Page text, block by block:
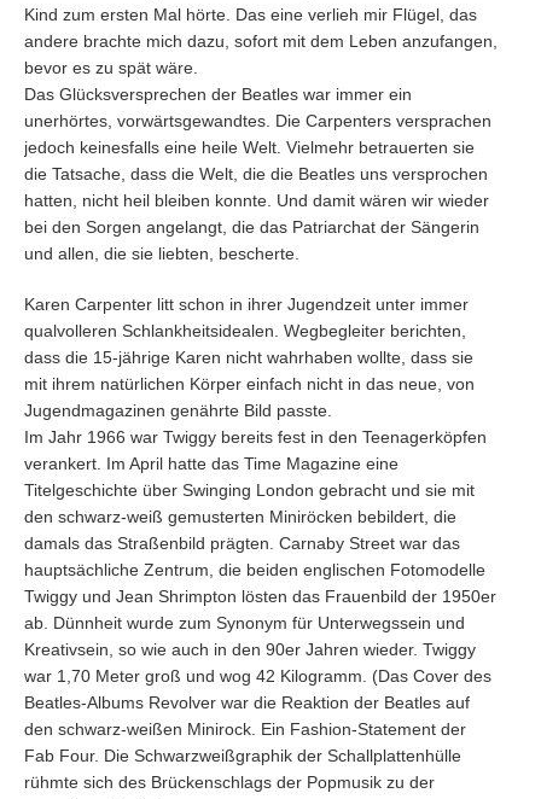
Kind zum ersten Mal hörte. Das eine verlieh mir Flügel, das
andere brachte mich dazu, sofort mit dem Leben anzufangen,
bevor es zu spät wäre.
Das Glücksversprechen der Beatles war immer ein
unerhörtes, vorwärtsgewandtes. Die Carpenters versprachen
jedoch keinesfalls eine heile Welt. Vielmehr betrauerten sie
die Tatsache, dass die Welt, die die Beatles uns versprochen
hatten, nicht heil bleiben konnte. Und damit wären wir wieder
bei den Sorgen angelangt, die das Patriarchat der Sängerin
und allen, die sie liebten, bescherte.
Karen Carpenter litt schon in ihrer Jugendzeit unter immer
qualvolleren Schlankheitsidealen. Wegbegleiter berichten,
dass die 15-jährige Karen nicht wahrhaben wollte, dass sie
mit ihrem natürlichen Körper einfach nicht in das neue, von
Jugendmagazinen genährte Bild passte.
Im Jahr 1966 war Twiggy bereits fest in den Teenagerköpfen
verankert. Im April hatte das Time Magazine eine
Titelgeschichte über Swinging London gebracht und sie mit
den schwarz-weiß gemusterten Miniröcken bebildert, die
damals das Straßenbild prägten. Carnaby Street war das
hauptsächliche Zentrum, die beiden englischen Fotomodelle
Twiggy und Jean Shrimpton lösten das Frauenbild der 1950er
ab. Dünnheit wurde zum Synonym für Unterwegssein und
Kreativsein, so wie auch in den 90er Jahren wieder. Twiggy
war 1,70 Meter groß und wog 42 Kilogramm. (Das Cover des
Beatles-Albums Revolver war die Reaktion der Beatles auf
den schwarz-weißen Minirock. Ein Fashion-Statement der
Fab Four. Die Schwarzweißgraphik der Schallplattenhülle
rühmte sich des Brückenschlags der Popmusik zu der